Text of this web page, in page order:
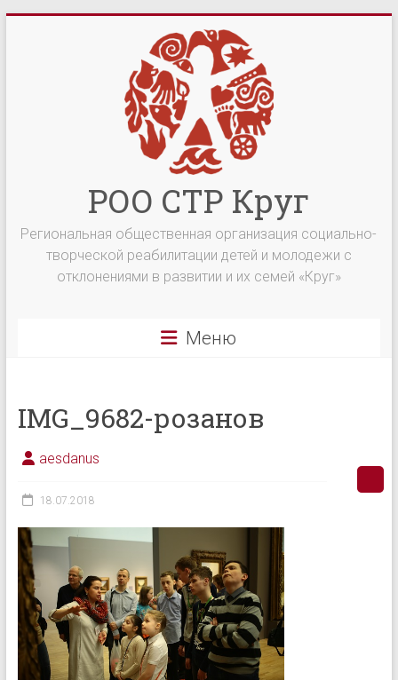
РОО СТР Круг
Региональная общественная организация социально-
творческой реабилитации детей и молодежи с
отклонениями в развитии и их семей «Круг»
Меню
IMG_9682-розанов
aesdanus
18.07.2018